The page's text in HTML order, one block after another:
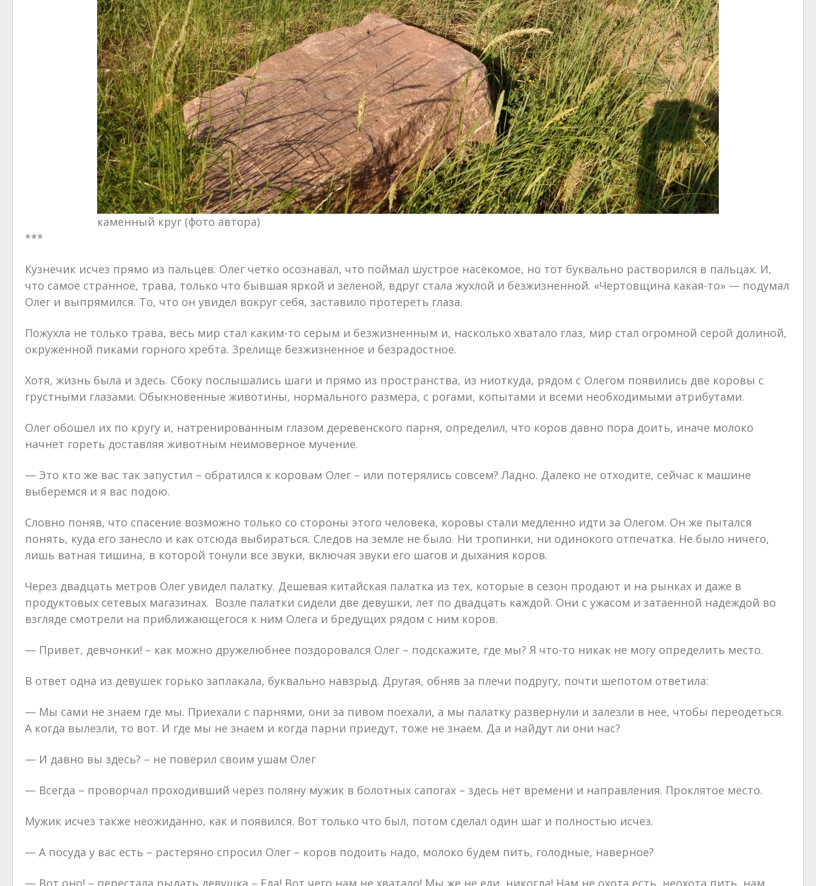
каменный круг (фото автора)
***
Кузнечик исчез прямо из пальцев. Олег четко осознавал, что поймал шустрое насекомое, но тот буквально растворился в пальцах. И,
что самое странное, трава, только что бывшая яркой и зеленой, вдруг стала жухлой и безжизненной. «Чертовщина какая-то» — подумал
Олег и выпрямился. То, что он увидел вокруг себя, заставило протереть глаза.
Пожухла не только трава, весь мир стал каким-то серым и безжизненным и, насколько хватало глаз, мир стал огромной серой долиной,
окруженной пиками горного хребта. Зрелище безжизненное и безрадостное.
Хотя, жизнь была и здесь. Сбоку послышались шаги и прямо из пространства, из ниоткуда, рядом с Олегом появились две коровы с
грустными глазами. Обыкновенные животины, нормального размера, с рогами, копытами и всеми необходимыми атрибутами.
Олег обошел их по кругу и, натренированным глазом деревенского парня, определил, что коров давно пора доить, иначе молоко
начнет гореть доставляя животным неимоверное мучение.
— Это кто же вас так запустил – обратился к коровам Олег – или потерялись совсем? Ладно. Далеко не отходите, сейчас к машине
выберемся и я вас подою.
Словно поняв, что спасение возможно только со стороны этого человека, коровы стали медленно идти за Олегом. Он же пытался
понять, куда его занесло и как отсюда выбираться. Следов на земле не было. Ни тропинки, ни одинокого отпечатка. Не было ничего,
лишь ватная тишина, в которой тонули все звуки, включая звуки его шагов и дыхания коров.
Через двадцать метров Олег увидел палатку. Дешевая китайская палатка из тех, которые в сезон продают и на рынках и даже в
продуктовых сетевых магазинах. Возле палатки сидели две девушки, лет по двадцать каждой. Они с ужасом и затаенной надеждой во
взгляде смотрели на приближающегося к ним Олега и бредущих рядом с ним коров.
— Привет, девчонки! – как можно дружелюбнее поздоровался Олег – подскажите, где мы? Я что-то никак не могу определить место.
В ответ одна из девушек горько заплакала, буквально навзрыд. Другая, обняв за плечи подругу, почти шепотом ответила:
— Мы сами не знаем где мы. Приехали с парнями, они за пивом поехали, а мы палатку развернули и залезли в нее, чтобы переодеться.
А когда вылезли, то вот. И где мы не знаем и когда парни приедут, тоже не знаем. Да и найдут ли они нас?
— И давно вы здесь? – не поверил своим ушам Олег
— Всегда – проворчал проходивший через поляну мужик в болотных сапогах – здесь нет времени и направления. Проклятое место.
Мужик исчез также неожиданно, как и появился. Вот только что был, потом сделал один шаг и полностью исчез.
— А посуда у вас есть – растеряно спросил Олег – коров подоить надо, молоко будем пить, голодные, наверное?
— Вот оно! – перестала рыдать девушка – Еда! Вот чего нам не хватало! Мы же не ели, никогда! Нам не охота есть, неохота пить, нам